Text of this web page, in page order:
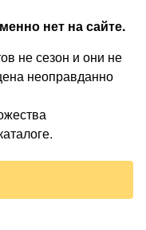
нет на сайте.
не сезон и они не
неоправданно